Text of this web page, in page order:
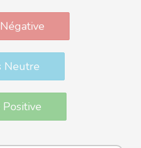
Neutre